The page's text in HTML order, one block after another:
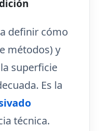
definir cómo
métodos) y
superficie
Es la
técnica.